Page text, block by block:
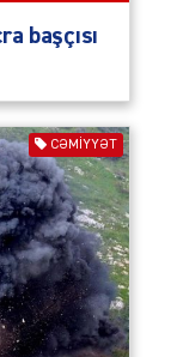
başçısı
CƏMIYYƏT